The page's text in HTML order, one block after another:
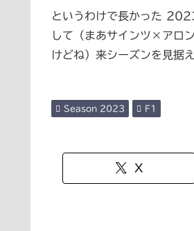
というわけで長かった
して（まあサインツ×アロ
けどね）来シーズンを見据
Season 2023 F1
X